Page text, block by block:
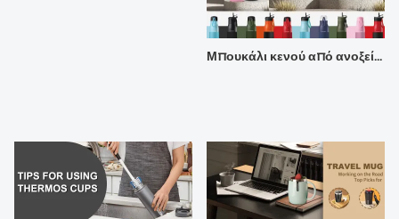
Μπουκάλι κενού από ανοξείδωτο χάλυβα Fayren 2024 νέας άφιξης